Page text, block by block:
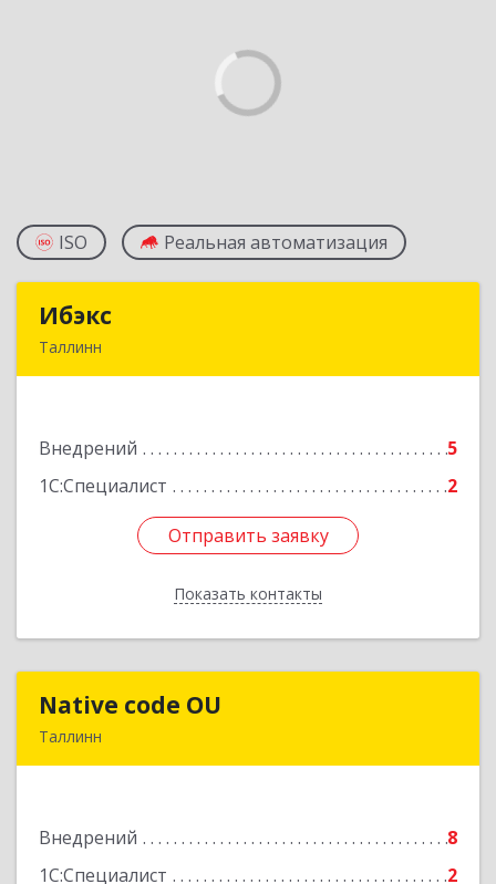
ISO Реальная автоматизация
Ибэкс
Таллинн
Внедрений
5
1С:Специалист
2
Отправить заявку
Показать контакты
Отправить заявку
Назад
Native code OU
Таллинн
Внедрений
8
1С:Специалист
2